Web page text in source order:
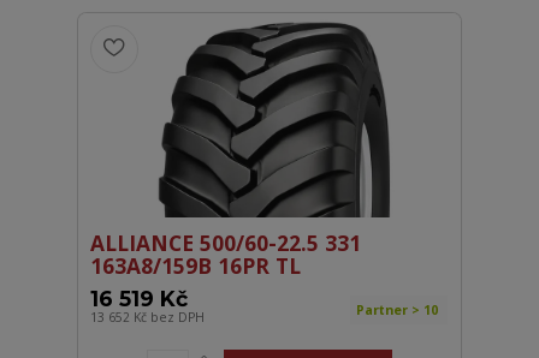
ALLIANCE 500/60-22.5 331
163A8/159B 16PR TL
16 519 Kč
13 652 Kč bez DPH Partner > 10